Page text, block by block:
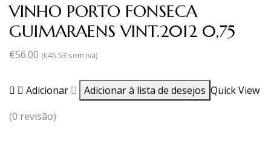
VINHO PORTO FONSECA
GUIMARAENS VINT.2012 0,75
€56.00 (€45.53 sem iva)
Adicionar Adicionar à lista de desejos Quick View
(0 revisão)